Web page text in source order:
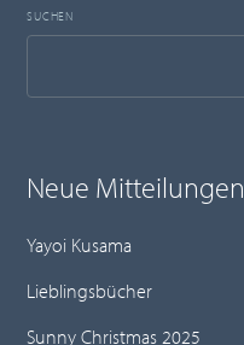
SUCHEN
Neue Mitteilungen
Yayoi Kusama
Lieblingsbücher
Sunny Christmas 2025